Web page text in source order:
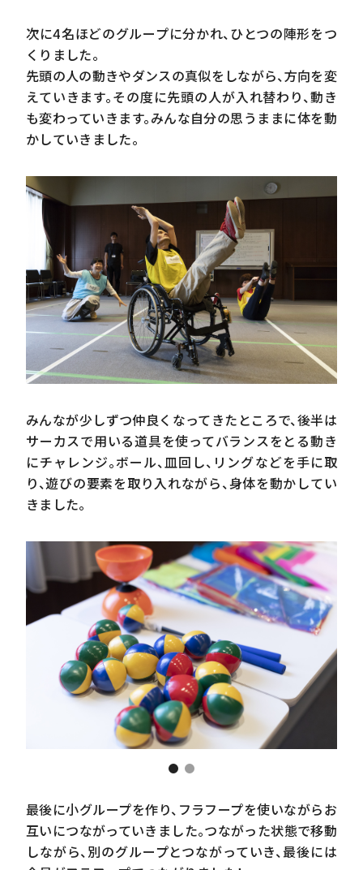
次に4名ほどのグループに分かれ、ひとつの陣形をつ
くりました。
先頭の人の動きやダンスの真似をしながら、方向を変
えていきます。その度に先頭の人が入れ替わり、動き
も変わっていきます。みんな自分の思うままに体を動
かしていきました。
みんなが少しずつ仲良くなってきたところで、後半は
サーカスで用いる道具を使ってバランスをとる動き
にチャレンジ。ボール、皿回し、リングなどを手に取
り、遊びの要素を取り入れながら、身体を動かしてい
きました。
最後に小グループを作り、フラフープを使いながらお
互いにつながっていきました。つながった状態で移動
しながら、別のグループとつながっていき、最後には